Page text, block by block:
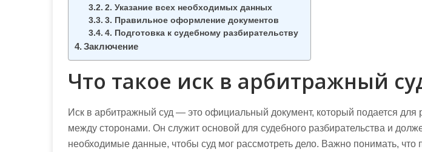
2. Указание всех необходимых данных
3. Правильное оформление документов
4. Подготовка к судебному разбирательству
Заключение
Что такое иск в арбитражный
Иск в арбитражный суд — это официальный документ, который подается для
между сторонами. Он служит основой для судебного разбирательства и
необходимые данные, чтобы суд мог рассмотреть дело. Важно понимать, что